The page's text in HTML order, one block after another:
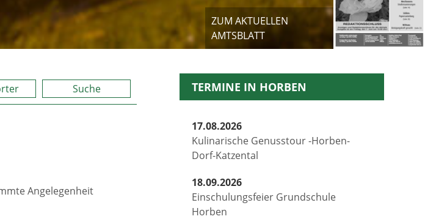
ZUM AKTUELLEN
AMTSBLATT
Suche
Angelegenheit
TERMINE IN HORBEN
17.08.2026
Kulinarische Genusstour -Horben-
Dorf-Katzental
18.09.2026
Einschulungsfeier Grundschule
Horben